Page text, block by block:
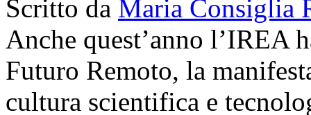
Scritto da Maria Consiglia
Anche quest’anno l’IREA
Futuro Remoto, la
cultura scientifica e